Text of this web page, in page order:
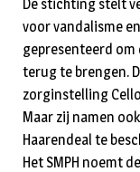
De stichting stelt
voor vandalisme
gepresenteerd om
terug te brengen.
zorginstelling
Maar zij namen
Haarendeal te
Het SMPH noemt